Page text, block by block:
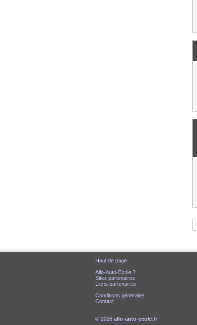
Haut de page
Allo-Auto-École ?
Sites partenaires
Liens partenaires
Conditions générales
Contact
© 2026 allo-auto-ecole.fr